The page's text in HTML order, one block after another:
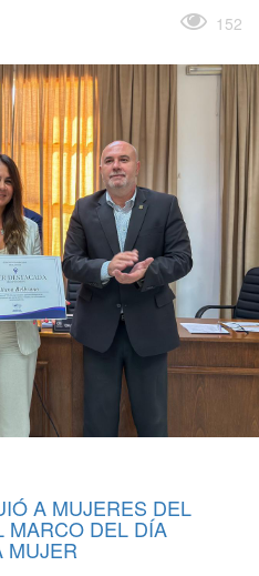
152
A MUJERES DEL
MARCO DEL DÍA
MUJER